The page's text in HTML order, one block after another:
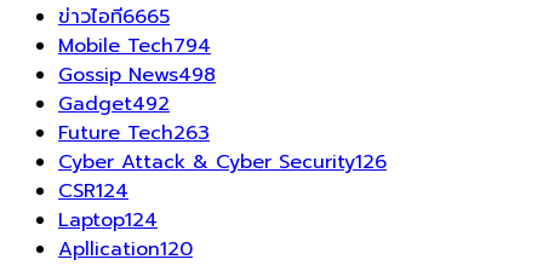
ข่าวไอที6665
Mobile Tech794
Gossip News498
Gadget492
Future Tech263
Cyber Attack & Cyber Security126
CSR124
Laptop124
Apllication120